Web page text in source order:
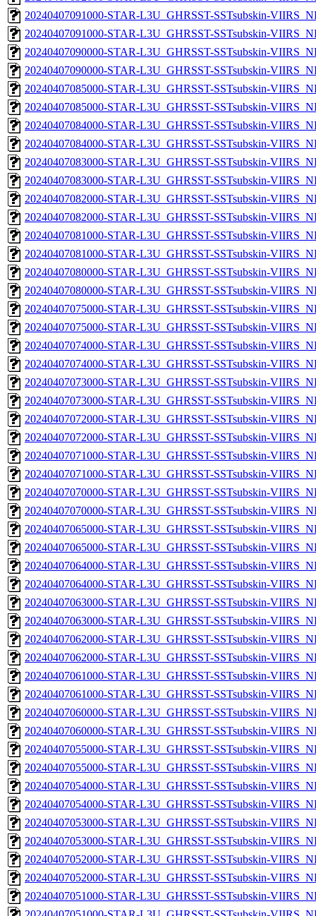
20240407091000-STAR-L3U_GHRSST-SSTsubskin-
20240407091000-STAR-L3U_GHRSST-SSTsubskin-
20240407090000-STAR-L3U_GHRSST-SSTsubskin-
20240407090000-STAR-L3U_GHRSST-SSTsubskin-
20240407085000-STAR-L3U_GHRSST-SSTsubskin-
20240407085000-STAR-L3U_GHRSST-SSTsubskin-
20240407084000-STAR-L3U_GHRSST-SSTsubskin-
20240407084000-STAR-L3U_GHRSST-SSTsubskin-
20240407083000-STAR-L3U_GHRSST-SSTsubskin-
20240407083000-STAR-L3U_GHRSST-SSTsubskin-
20240407082000-STAR-L3U_GHRSST-SSTsubskin-
20240407082000-STAR-L3U_GHRSST-SSTsubskin-
20240407081000-STAR-L3U_GHRSST-SSTsubskin-
20240407081000-STAR-L3U_GHRSST-SSTsubskin-
20240407080000-STAR-L3U_GHRSST-SSTsubskin-
20240407080000-STAR-L3U_GHRSST-SSTsubskin-
20240407075000-STAR-L3U_GHRSST-SSTsubskin-
20240407075000-STAR-L3U_GHRSST-SSTsubskin-
20240407074000-STAR-L3U_GHRSST-SSTsubskin-
20240407074000-STAR-L3U_GHRSST-SSTsubskin-
20240407073000-STAR-L3U_GHRSST-SSTsubskin-
20240407073000-STAR-L3U_GHRSST-SSTsubskin-
20240407072000-STAR-L3U_GHRSST-SSTsubskin-
20240407072000-STAR-L3U_GHRSST-SSTsubskin-
20240407071000-STAR-L3U_GHRSST-SSTsubskin-
20240407071000-STAR-L3U_GHRSST-SSTsubskin-
20240407070000-STAR-L3U_GHRSST-SSTsubskin-
20240407070000-STAR-L3U_GHRSST-SSTsubskin-
20240407065000-STAR-L3U_GHRSST-SSTsubskin-
20240407065000-STAR-L3U_GHRSST-SSTsubskin-
20240407064000-STAR-L3U_GHRSST-SSTsubskin-
20240407064000-STAR-L3U_GHRSST-SSTsubskin-
20240407063000-STAR-L3U_GHRSST-SSTsubskin-
20240407063000-STAR-L3U_GHRSST-SSTsubskin-
20240407062000-STAR-L3U_GHRSST-SSTsubskin-
20240407062000-STAR-L3U_GHRSST-SSTsubskin-
20240407061000-STAR-L3U_GHRSST-SSTsubskin-
20240407061000-STAR-L3U_GHRSST-SSTsubskin-
20240407060000-STAR-L3U_GHRSST-SSTsubskin-
20240407060000-STAR-L3U_GHRSST-SSTsubskin-
20240407055000-STAR-L3U_GHRSST-SSTsubskin-
20240407055000-STAR-L3U_GHRSST-SSTsubskin-
20240407054000-STAR-L3U_GHRSST-SSTsubskin-
20240407054000-STAR-L3U_GHRSST-SSTsubskin-
20240407053000-STAR-L3U_GHRSST-SSTsubskin-
20240407053000-STAR-L3U_GHRSST-SSTsubskin-
20240407052000-STAR-L3U_GHRSST-SSTsubskin-
20240407052000-STAR-L3U_GHRSST-SSTsubskin-
20240407051000-STAR-L3U_GHRSST-SSTsubskin-